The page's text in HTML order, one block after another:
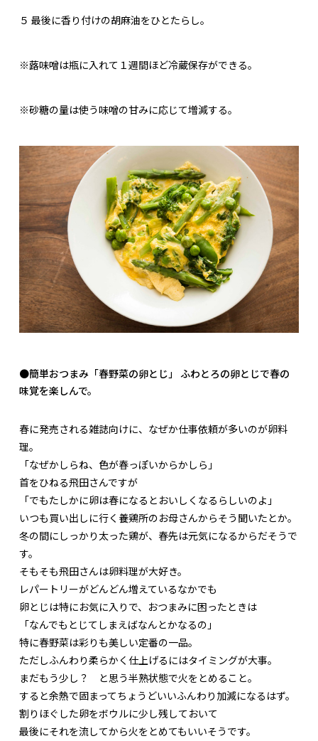
５ 最後に香り付けの胡麻油をひとたらし。
※蕗味噌は瓶に入れて１週間ほど冷蔵保存ができる。
※砂糖の量は使う味噌の甘みに応じて増減する。
●簡単おつまみ「春野菜の卵とじ」 ふわとろの卵とじで春の
味覚を楽しんで。
春に発売される雑誌向けに、なぜか仕事依頼が多いのが卵料
理。
「なぜかしらね、色が春っぽいからかしら」
首をひねる飛田さんですが
「でもたしかに卵は春になるとおいしくなるらしいのよ」
いつも買い出しに行く養鶏所のお母さんからそう聞いたとか。
冬の間にしっかり太った鶏が、春先は元気になるからだそうで
す。
そもそも飛田さんは卵料理が大好き。
レパートリーがどんどん増えているなかでも
卵とじは特にお気に入りで、おつまみに困ったときは
「なんでもとじてしまえばなんとかなるの」
特に春野菜は彩りも美しい定番の一品。
ただしふんわり柔らかく仕上げるにはタイミングが大事。
まだもう少し？ と思う半熟状態で火をとめること。
すると余熱で固まってちょうどいいふんわり加減になるはず。
割りほぐした卵をボウルに少し残しておいて
最後にそれを流してから火をとめてもいいそうです。